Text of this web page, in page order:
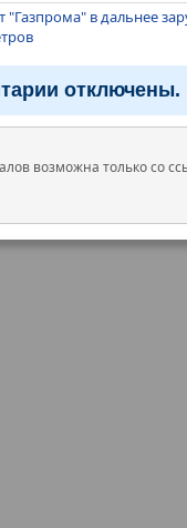
"Газпрома" в дальнее
отключены.
возможна только со